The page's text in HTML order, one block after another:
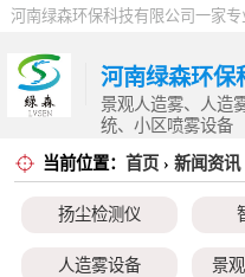
河南绿森环保
景观人造雾、人造
统、小区喷雾设备
当前位置： 首页 › 新闻资讯
扬尘检测仪
人造雾设备 景
扬尘检测仪
智慧工地